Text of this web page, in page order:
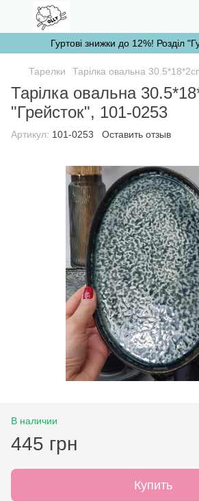
Гуртові знижки до 12%! Розділ
Тарелки Тарілка овальна
Тарілка овальна
"Грейсток", 101-0253
Артикул: 101-0253 Оставить отзыв
В наличии
445 грн
Купить